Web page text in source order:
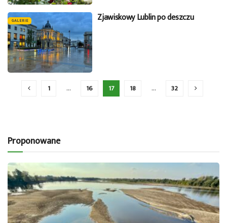
GALERIE Zjawiskowy Lublin po deszczu
1 … 16 17 18 … 32
Proponowane